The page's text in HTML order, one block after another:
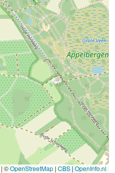
| ©OpenStreetMap | CBS | OpenInfo.nl